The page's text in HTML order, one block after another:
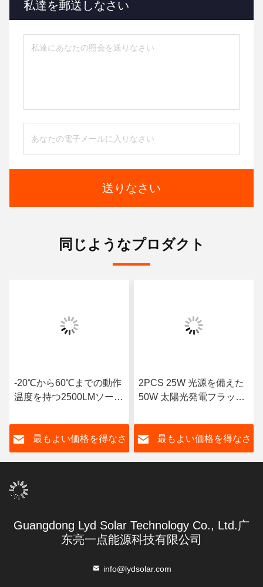
私達を郵送しなさい
送りなさい
同じようなプロダクト
-20℃から60℃までの動作
温度を持つ2500LMソーラ
最もよい価格を得なさ
2PCS 25W 光源を備えた
50W 太陽光発電フラッド
最もよい価格を得なさ
Guangdong Lyd Solar Technology Co., Ltd.广
东亮一点能源科技有限公司
info@lydsolar.com